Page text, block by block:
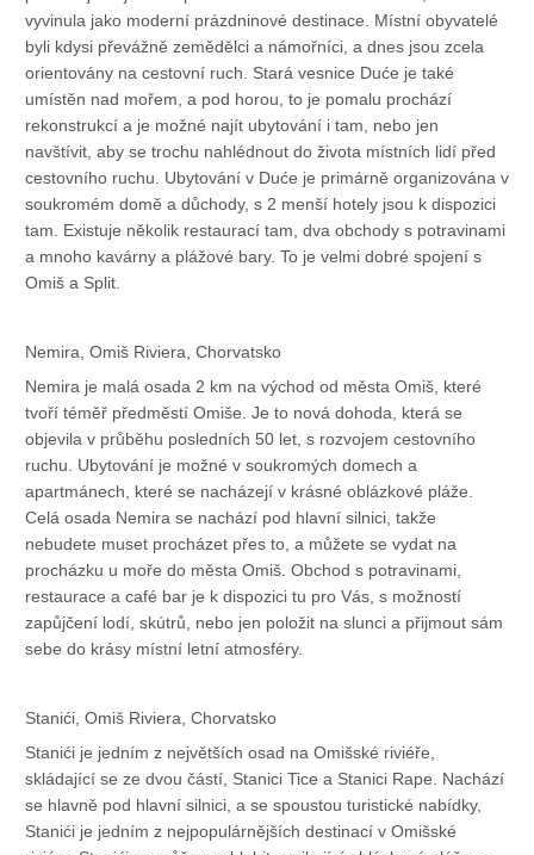
vyvinula jako moderní prázdninové destinace. Místní obyvatelé
byli kdysi převážně zemědělci a námořníci, a dnes jsou zcela
orientovány na cestovní ruch. Stará vesnice Duće je také
umístěn nad mořem, a pod horou, to je pomalu prochází
rekonstrukcí a je možné najít ubytování i tam, nebo jen
navštívit, aby se trochu nahlédnout do života místních lidí před
cestovního ruchu. Ubytování v Duće je primárně organizována v
soukromém domě a důchody, s 2 menší hotely jsou k dispozici
tam. Existuje několik restaurací tam, dva obchody s potravinami
a mnoho kavárny a plážové bary. To je velmi dobré spojení s
Omiš a Split.
Nemira, Omiš Riviera, Chorvatsko
Nemira je malá osada 2 km na východ od města Omiš, které
tvoří téměř předměstí Omiše. Je to nová dohoda, která se
objevila v průběhu posledních 50 let, s rozvojem cestovního
ruchu. Ubytování je možné v soukromých domech a
apartmánech, které se nacházejí v krásné oblázkové pláže.
Celá osada Nemira se nachází pod hlavní silnici, takže
nebudete muset procházet přes to, a můžete se vydat na
procházku u moře do města Omiš. Obchod s potravinami,
restaurace a café bar je k dispozici tu pro Vás, s možností
zapůjčení lodí, skútrů, nebo jen položit na slunci a přijmout sám
sebe do krásy místní letní atmosféry.
Stanići, Omiš Riviera, Chorvatsko
Stanići je jedním z největších osad na Omišské riviéře,
skládající se ze dvou částí, Stanici Tice a Stanici Rape. Nachází
se hlavně pod hlavní silnici, a se spoustou turistické nabídky,
Stanići je jedním z nejpopulárnějších destinací v Omišské